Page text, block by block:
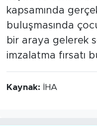
kapsamında
buluşmasında
bir araya gelerek
imzalatma fırsatı
Kaynak: İHA